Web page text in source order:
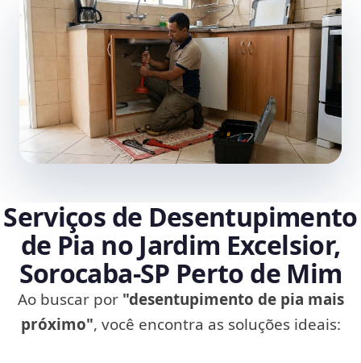
Serviços de Desentupimento
de Pia no Jardim Excelsior,
Sorocaba‑SP Perto de Mim
Ao buscar por "desentupimento de pia mais
próximo", você encontra as soluções ideais: